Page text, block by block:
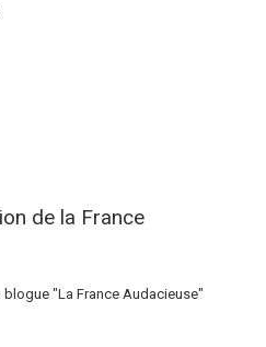
de la France
"La France Audacieuse"